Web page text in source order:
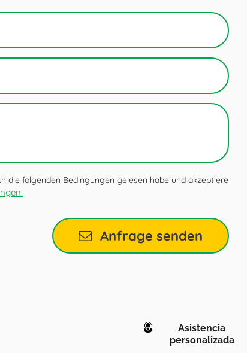
die folgenden Bedingungen gelesen habe und akzeptiere
Anfrage senden
Asistencia
personalizada